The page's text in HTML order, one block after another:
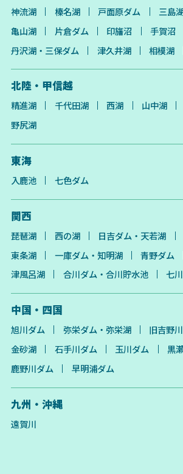
神流湖
榛名湖 戸面原ダム 三島
亀山湖
片倉ダム 印旛沼
手賀沼
丹沢湖・三保ダム
津久井湖 相模湖
北陸・甲信越
精進湖 千代田湖 西湖 山中湖
野尻湖
東海
入鹿池 七色ダム
関西
琵琶湖 西の湖 日吉ダム・天若湖
東条湖
一庫ダム・知明湖 青野ダム
津風呂湖
合川ダム・合川貯水池 七
中国・四国
旭川ダム 弥栄ダム・弥栄湖 旧吉野川
金砂湖
石手川ダム 玉川ダム 黒
鹿野川ダム
早明浦ダム
九州・沖縄
遠賀川